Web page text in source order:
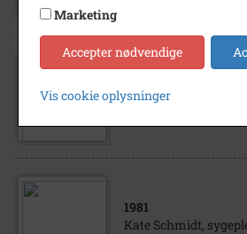
Ingrid Nyegaard,
1981
Kate Schmidt,
Marketing
Accepter nødvendige
Vis cookie oplysninger